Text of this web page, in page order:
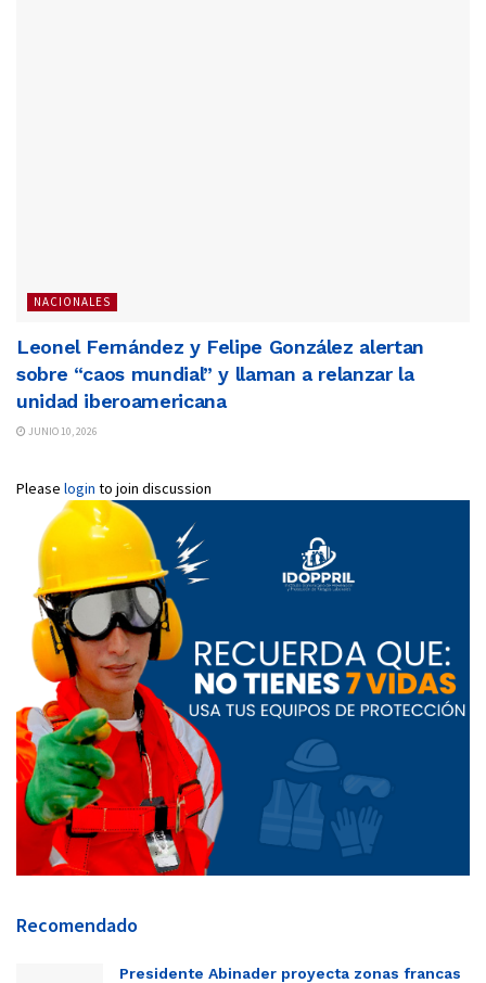
NACIONALES
Leonel Fernández y Felipe González alertan
sobre “caos mundial” y llaman a relanzar la
unidad iberoamericana
JUNIO 10, 2026
Please login to join discussion
Recomendado
Presidente Abinader proyecta zonas francas